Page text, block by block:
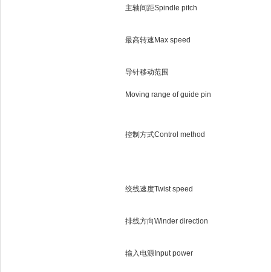
主轴间距Spindle pitch
最高转速Max speed
导针移动范围
Moving range of guide pin
控制方式Control method
绞线速度Twist speed
排线方向Winder direction
输入电源Input power